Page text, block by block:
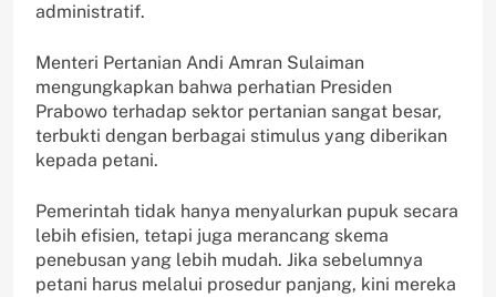
administratif.
Menteri Pertanian Andi Amran Sulaiman
mengungkapkan bahwa perhatian Presiden
Prabowo terhadap sektor pertanian sangat besar,
terbukti dengan berbagai stimulus yang diberikan
kepada petani.
Pemerintah tidak hanya menyalurkan pupuk secara
lebih efisien, tetapi juga merancang skema
penebusan yang lebih mudah. Jika sebelumnya
petani harus melalui prosedur panjang, kini mereka